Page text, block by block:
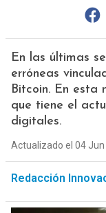
En las últimas
erróneas
Bitcoin. En esta
que tiene el
digitales.
Actualizado el 04
Redacción